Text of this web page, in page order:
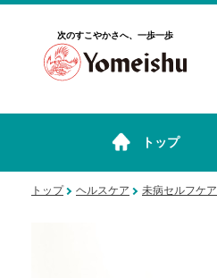
次のすこやかさへ、一歩一歩
トップ
トップ ヘルスケア 未病セルフケア